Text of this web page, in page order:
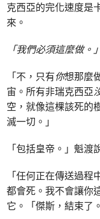
克西亞的完化速度是
來。
「我們必須這麼做。
「不，只有你想那麼
宙。所有非瑞克西亞
空，就像這棵該死的
滅一切。」
「包括皇帝。」魁渡
「任何正在傳送過
都會死。我不會讓你
它。「傑斯，結束了